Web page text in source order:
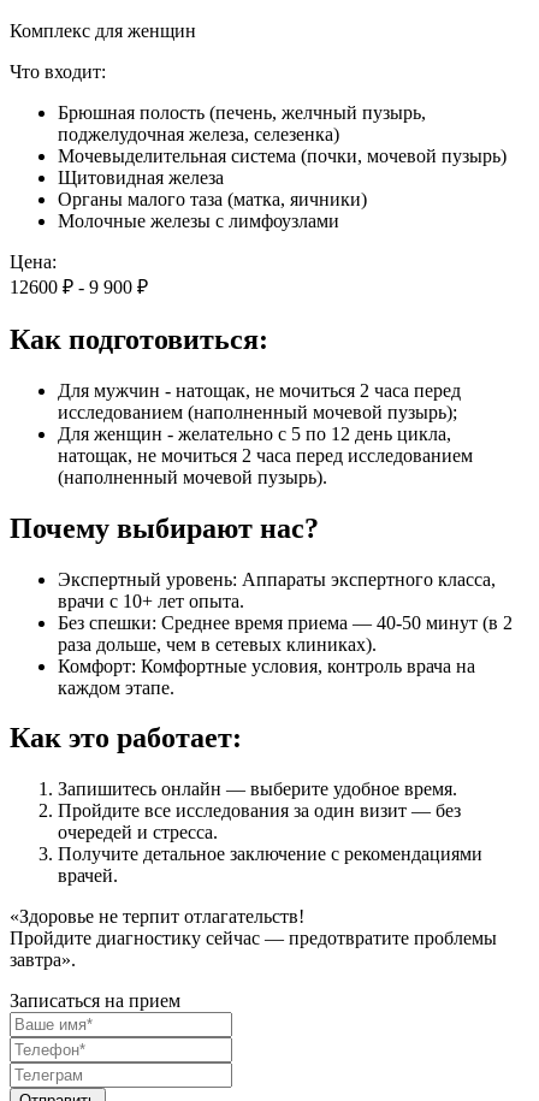
Комплекс для женщин
Что входит:
Брюшная полость (печень, желчный пузырь,
поджелудочная железа, селезенка)
Мочевыделительная система (почки, мочевой пузырь)
Щитовидная железа
Органы малого таза (матка, яичники)
Молочные железы с лимфоузлами
Цена:
12600 ₽ - 9 900 ₽
Как подготовиться:
Для мужчин - натощак, не мочиться 2 часа перед
исследованием (наполненный мочевой пузырь);
Для женщин - желательно с 5 по 12 день цикла,
натощак, не мочиться 2 часа перед исследованием
(наполненный мочевой пузырь).
Почему выбирают нас?
Экспертный уровень: Аппараты экспертного класса,
врачи с 10+ лет опыта.
Без спешки: Среднее время приема — 40-50 минут (в 2
раза дольше, чем в сетевых клиниках).
Комфорт: Комфортные условия, контроль врача на
каждом этапе.
Как это работает:
Запишитесь онлайн — выберите удобное время.
Пройдите все исследования за один визит — без
очередей и стресса.
Получите детальное заключение с рекомендациями
врачей.
«Здоровье не терпит отлагательств!
Пройдите диагностику сейчас — предотвратите проблемы
завтра».
Записаться на прием